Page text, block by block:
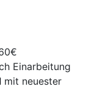
Einarbeitung
mit neuester